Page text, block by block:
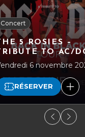
Concert
5 ROSIES –
TO AC/
6 novembre
RÉSERVER